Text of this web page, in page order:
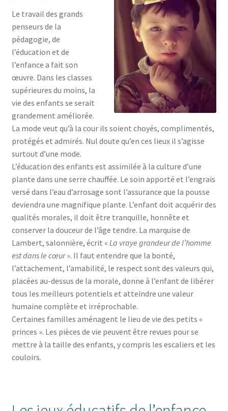
Le travail des grands
penseurs de la
pédagogie, de
l’éducation et de
l’enfance a fait son
œuvre. Dans les classes
supérieures du moins, la
vie des enfants se serait
grandement améliorée.
La mode veut qu’à la cour ils soient choyés, complimentés,
protégés et admirés. Nul doute qu’en ces lieux il s’agisse
surtout d’une mode.
L’éducation des enfants est assimilée à la culture d’une
plante dans une serre chauffée. Le soin apporté et l’engrais
versé dans l’eau d’arrosage sont l’assurance que la pousse
deviendra une magnifique plante. L’enfant doit acquérir des
qualités morales, il doit être tranquille, honnête et
conserver la douceur de l’âge tendre. La marquise de
Lambert, salonnière, écrit « La vraye grandeur de l’homme
est dans le cœur». Il faut entendre que la bonté,
l’attachement, l’amabilité, le respect sont des valeurs qui,
placées au-dessus de la morale, donne à l’enfant de libérer
tous les meilleurs potentiels et atteindre une valeur
humaine complète et irréprochable.
Certaines familles aménagent le lieu de vie des petits «
princes ». Les pièces de vie peuvent être revues pour se
mettre à la taille des enfants, y compris les escaliers et les
couloirs.